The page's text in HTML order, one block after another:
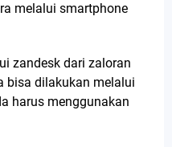
melalui smartphone
zandesk dari zaloran
bisa dilakukan melalui
harus menggunakan